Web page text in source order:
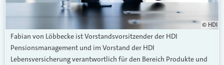
© HDI
Fabian von Löbbecke ist Vorstandsvorsitzender der HDI
Pensionsmanagement und im Vorstand der HDI
Lebensversicherung verantwortlich für den Bereich Produkte und